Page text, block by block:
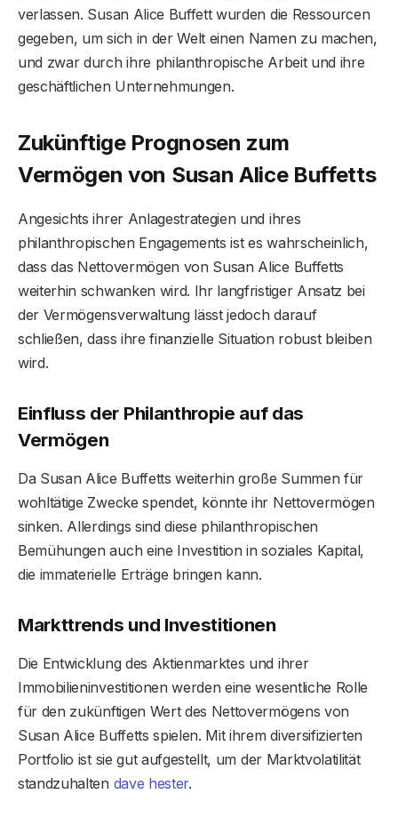
verlassen. Susan Alice Buffett wurden die Ressourcen
gegeben, um sich in der Welt einen Namen zu machen,
und zwar durch ihre philanthropische Arbeit und ihre
geschäftlichen Unternehmungen.
Zukünftige Prognosen zum
Vermögen von Susan Alice Buffetts
Angesichts ihrer Anlagestrategien und ihres
philanthropischen Engagements ist es wahrscheinlich,
dass das Nettovermögen von Susan Alice Buffetts
weiterhin schwanken wird. Ihr langfristiger Ansatz bei
der Vermögensverwaltung lässt jedoch darauf
schließen, dass ihre finanzielle Situation robust bleiben
wird.
Einfluss der Philanthropie auf das
Vermögen
Da Susan Alice Buffetts weiterhin große Summen für
wohltätige Zwecke spendet, könnte ihr Nettovermögen
sinken. Allerdings sind diese philanthropischen
Bemühungen auch eine Investition in soziales Kapital,
die immaterielle Erträge bringen kann.
Markttrends und Investitionen
Die Entwicklung des Aktienmarktes und ihrer
Immobilieninvestitionen werden eine wesentliche Rolle
für den zukünftigen Wert des Nettovermögens von
Susan Alice Buffetts spielen. Mit ihrem diversifizierten
Portfolio ist sie gut aufgestellt, um der Marktvolatilität
standzuhalten dave hester.